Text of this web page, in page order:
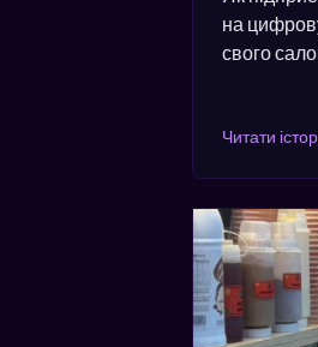
на
свого
Читати